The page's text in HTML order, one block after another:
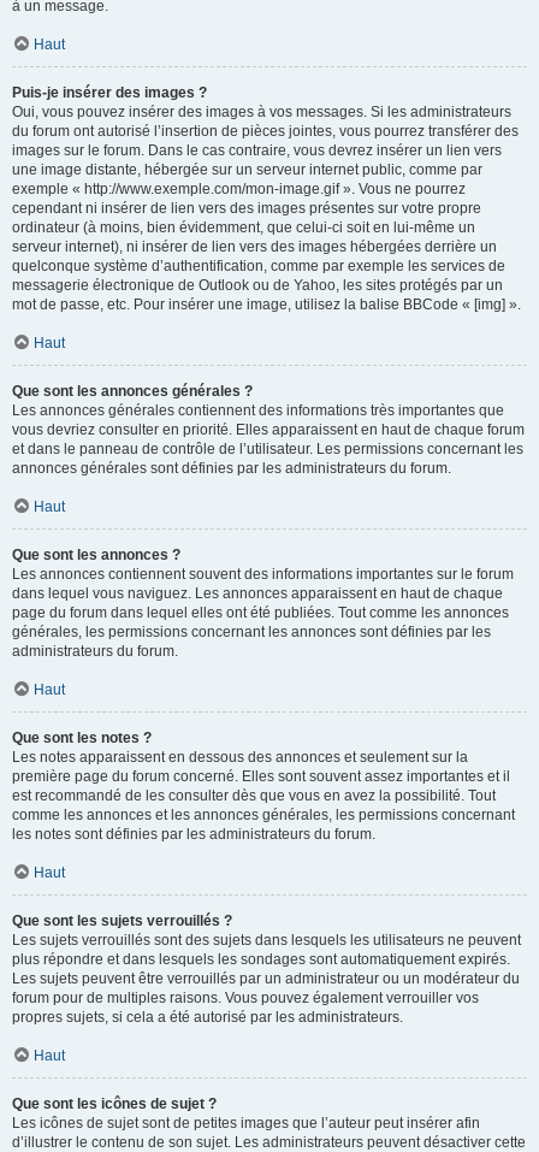
à un message.
Haut
Puis-je insérer des images ?
Oui, vous pouvez insérer des images à vos messages. Si les administrateurs
du forum ont autorisé l’insertion de pièces jointes, vous pourrez transférer des
images sur le forum. Dans le cas contraire, vous devrez insérer un lien vers
une image distante, hébergée sur un serveur internet public, comme par
exemple « http://www.exemple.com/mon-image.gif ». Vous ne pourrez
cependant ni insérer de lien vers des images présentes sur votre propre
ordinateur (à moins, bien évidemment, que celui-ci soit en lui-même un
serveur internet), ni insérer de lien vers des images hébergées derrière un
quelconque système d’authentification, comme par exemple les services de
messagerie électronique de Outlook ou de Yahoo, les sites protégés par un
mot de passe, etc. Pour insérer une image, utilisez la balise BBCode « [img] ».
Haut
Que sont les annonces générales ?
Les annonces générales contiennent des informations très importantes que
vous devriez consulter en priorité. Elles apparaissent en haut de chaque forum
et dans le panneau de contrôle de l’utilisateur. Les permissions concernant les
annonces générales sont définies par les administrateurs du forum.
Haut
Que sont les annonces ?
Les annonces contiennent souvent des informations importantes sur le forum
dans lequel vous naviguez. Les annonces apparaissent en haut de chaque
page du forum dans lequel elles ont été publiées. Tout comme les annonces
générales, les permissions concernant les annonces sont définies par les
administrateurs du forum.
Haut
Que sont les notes ?
Les notes apparaissent en dessous des annonces et seulement sur la
première page du forum concerné. Elles sont souvent assez importantes et il
est recommandé de les consulter dès que vous en avez la possibilité. Tout
comme les annonces et les annonces générales, les permissions concernant
les notes sont définies par les administrateurs du forum.
Haut
Que sont les sujets verrouillés ?
Les sujets verrouillés sont des sujets dans lesquels les utilisateurs ne peuvent
plus répondre et dans lesquels les sondages sont automatiquement expirés.
Les sujets peuvent être verrouillés par un administrateur ou un modérateur du
forum pour de multiples raisons. Vous pouvez également verrouiller vos
propres sujets, si cela a été autorisé par les administrateurs.
Haut
Que sont les icônes de sujet ?
Les icônes de sujet sont de petites images que l’auteur peut insérer afin
d’illustrer le contenu de son sujet. Les administrateurs peuvent désactiver cette